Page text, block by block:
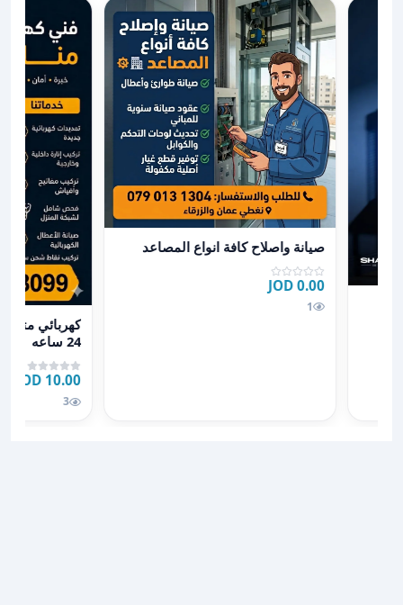
العماره عرض تفاصيل صيانة واصلاح كافة انواع المصاعد
صيانة واصلاح كافة انواع المصاعد
0.00 JOD
1 عرض تفاصيل
كهربائي
24 ساعه
10.00 JOD
3